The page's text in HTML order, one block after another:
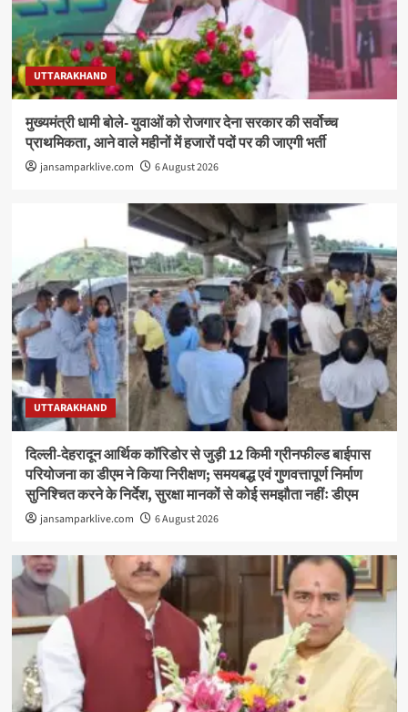
UTTARAKHAND
मुख्यमंत्री धामी बोले- युवाओं को रोजगार देना सरकार की सर्वोच्च
प्राथमिकता, आने वाले महीनों में हजारों पदों पर की जाएगी भर्ती
jansamparklive.com 6 August 2026
UTTARAKHAND
दिल्ली-देहरादून आर्थिक कॉरिडोर से जुड़ी 12 किमी ग्रीनफील्ड बाईपास
परियोजना का डीएम ने किया निरीक्षण; समयबद्ध एवं गुणवत्तापूर्ण निर्माण
सुनिश्चित करने के निर्देश, सुरक्षा मानकों से कोई समझौता नहींः डीएम
jansamparklive.com 6 August 2026